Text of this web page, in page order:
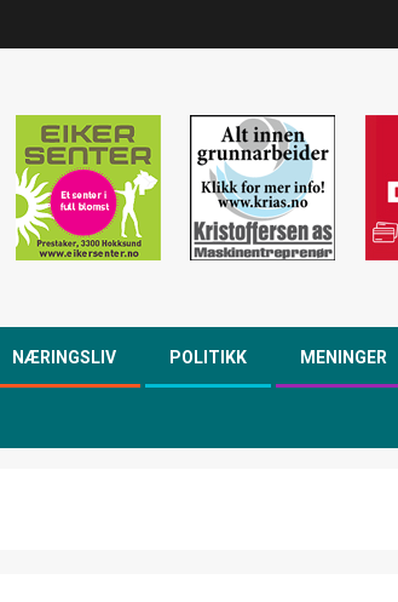
NÆRINGSLIV POLITIKK MENINGER